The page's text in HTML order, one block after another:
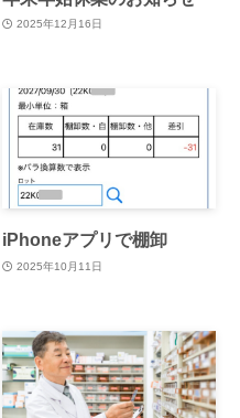
2025年12月16日
iPhoneアプリで棚卸
2025年10月11日